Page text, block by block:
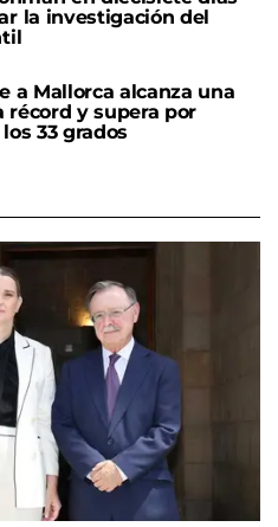
la investigación del
a Mallorca alcanza una
récord y supera por
33 grados